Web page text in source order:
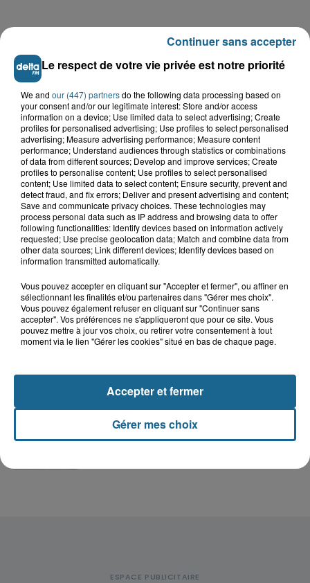
LE TOP DE L'ACTU
Saint-Omer : un enfant gravement brûlé
après l'explosion d'un jouet...
Hazebrouck : victime d'un accident,
Lucas s'en est allé brutalement...
la-Grande : Michael, 41 ans...
Accident à Grand-Fort-Philippe : le
conducteur de trottinette...
Le respect de votre vie privée est notre priorité
We and our (447) partnersdo the following data processing based on
your consent and/or our legitimate interest: Store and/or access
information on a device; Use limited data to select advertising; Create
profiles for personalised advertising; Use profiles to select personalised
advertising; Measure advertising performance; Measure content
performance; Understand audiences through statistics or combinations
of data from different sources; Develop and improve services; Create
profiles to personalise content; Use profiles to select personalised
content; Use limited data to select content; Ensure security, prevent and
detect fraud, and fix errors; Deliver and present advertising and content;
Save and communicate privacy choices. These technologies may
process personal data such as IP address and browsing data to offer
following functionalities: Identify devices based on information actively
requested; Use precise geolocation data; Match and combine data from
other data sources; Link different devices; Identify devices based on
information transmitted automatically.
Vous pouvez accepter en cliquant sur "Accepter et fermer", ou affiner en
sélectionnant les finalités et/ou partenaires dans "Gérer mes choix".
Vous pouvez également refuser en cliquant sur "Continuer sans
accepter". Vos préférences ne s'appliqueront que pour ce site. Vous
pouvez mettre à jour vos choix, ou retirer votre consentement à tout
moment via le lien "Gérer les cookies" situé en bas de chaque page.
Gérer mes choix
Accepter et fermer
Continuer sans accepter